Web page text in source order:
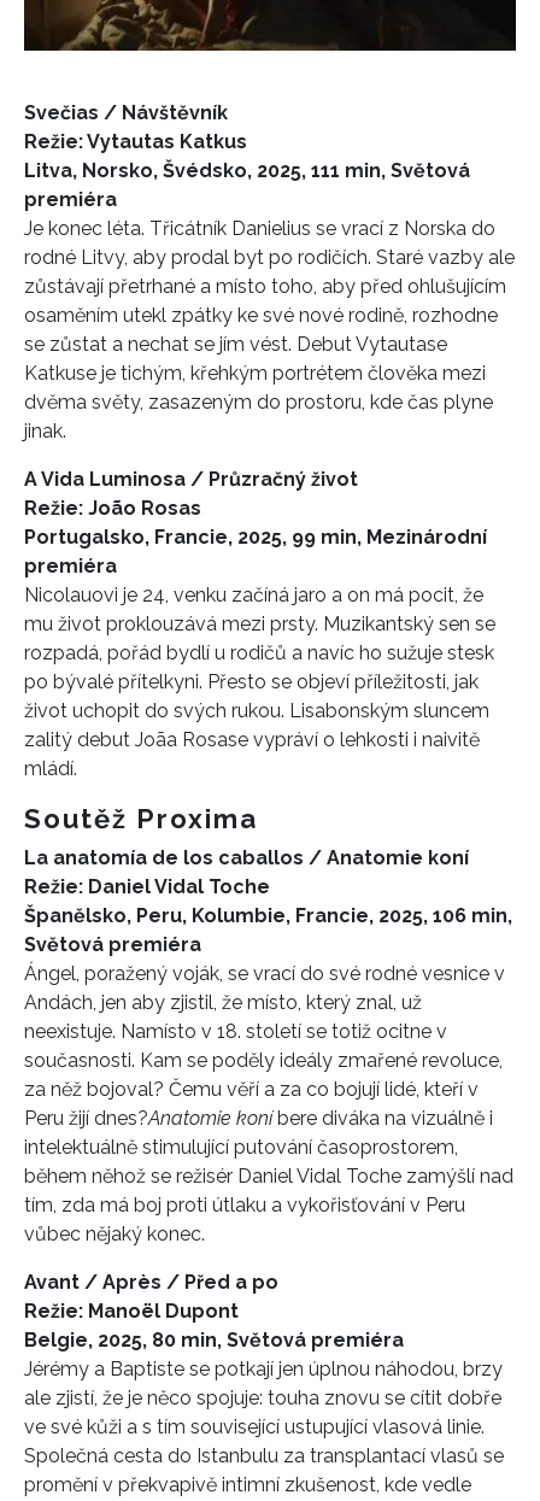
Svečias / Návštěvník
Režie: Vytautas Katkus
Litva, Norsko, Švédsko, 2025, 111 min, Světová
premiéra
Je konec léta. Třicátník Danielius se vrací z Norska do
rodné Litvy, aby prodal byt po rodičích. Staré vazby ale
zůstávají přetrhané a místo toho, aby před ohlušujícím
osaměním utekl zpátky ke své nové rodině, rozhodne
se zůstat a nechat se jím vést. Debut Vytautase
Katkuse je tichým, křehkým portrétem člověka mezi
dvěma světy, zasazeným do prostoru, kde čas plyne
jinak.
A Vida Luminosa / Průzračný život
Režie: João Rosas
Portugalsko, Francie, 2025, 99 min, Mezinárodní
premiéra
Nicolauovi je 24, venku začíná jaro a on má pocit, že
mu život proklouzává mezi prsty. Muzikantský sen se
rozpadá, pořád bydlí u rodičů a navíc ho sužuje stesk
po bývalé přítelkyni. Přesto se objeví příležitosti, jak
život uchopit do svých rukou. Lisabonským sluncem
zalitý debut Joãa Rosase vypráví o lehkosti i naivitě
mládí.
Soutěž Proxima
La anatomía de los caballos / Anatomie koní
Režie: Daniel Vidal Toche
Španělsko, Peru, Kolumbie, Francie, 2025, 106 min,
Světová premiéra
Ángel, poražený voják, se vrací do své rodné vesnice v
Andách, jen aby zjistil, že místo, který znal, už
neexistuje. Namísto v 18. století se totiž ocitne v
současnosti. Kam se poděly ideály zmařené revoluce,
za něž bojoval? Čemu věří a za co bojují lidé, kteří v
Peru žijí dnes?Anatomie koníbere diváka na vizuálně i
intelektuálně stimulující putování časoprostorem,
během něhož se režisér Daniel Vidal Toche zamýšlí nad
tím, zda má boj proti útlaku a vykořisťování v Peru
vůbec nějaký konec.
Avant / Après / Před a po
Režie: Manoël Dupont
Belgie, 2025, 80 min, Světová premiéra
Jérémy a Baptiste se potkají jen úplnou náhodou, brzy
ale zjistí, že je něco spojuje: touha znovu se cítit dobře
ve své kůži a s tím související ustupující vlasová linie.
Společná cesta do Istanbulu za transplantací vlasů se
promění v překvapivě intimní zkušenost, kde vedle